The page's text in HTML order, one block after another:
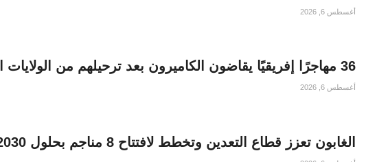
أغسطس 6, 2026
36 مهاجرًا إفريقيًا يقاضون الكاميرون بعد ترحيلهم من الولايات المتحدة
أغسطس 6, 2026
الغابون تعزز قطاع التعدين وتخطط لافتتاح 8 مناجم بحلول 2030